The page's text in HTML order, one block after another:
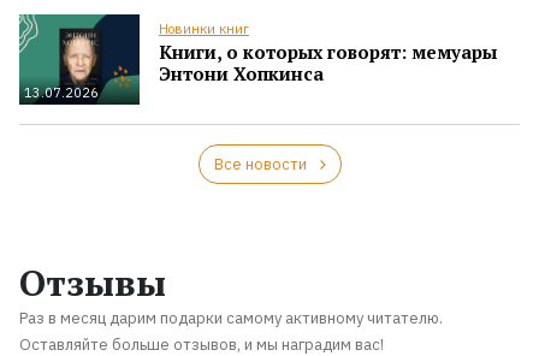
13.07.2026
Новинки книг
Книги, о которых говорят: мемуары
Энтони Хопкинса
Все новости
Отзывы
Раз в месяц дарим подарки самому активному читателю.
Оставляйте больше отзывов, и мы наградим вас!